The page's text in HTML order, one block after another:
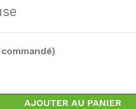
AJOUTER AU PANIER